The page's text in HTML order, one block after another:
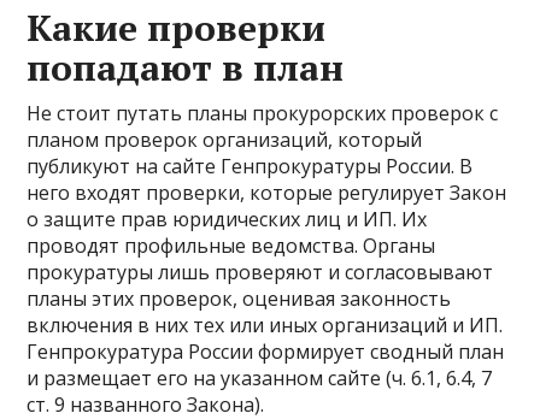
Какие проверки
попадают в план
Не стоит путать планы прокурорских проверок с
планом проверок организаций, который
публикуют на сайте Генпрокуратуры России. В
него входят проверки, которые регулирует Закон
о защите прав юридических лиц и ИП. Их
проводят профильные ведомства. Органы
прокуратуры лишь проверяют и согласовывают
планы этих проверок, оценивая законность
включения в них тех или иных организаций и ИП.
Генпрокуратура России формирует сводный план
и размещает его на указанном сайте (ч. 6.1, 6.4, 7
ст. 9 названного Закона).